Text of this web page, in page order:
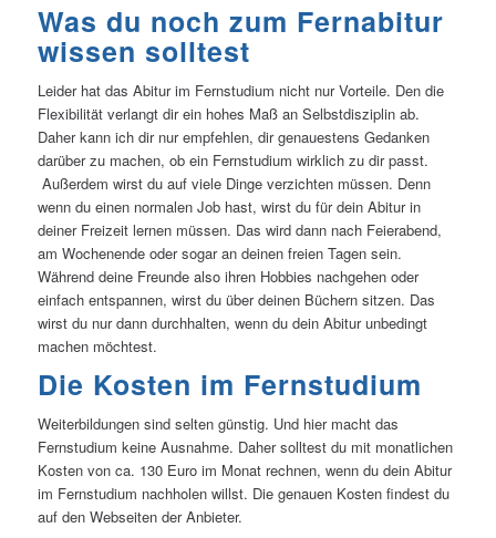
Was du noch zum Fernabitur
wissen solltest
Leider hat das Abitur im Fernstudium nicht nur Vorteile. Den die
Flexibilität verlangt dir ein hohes Maß an Selbstdisziplin ab.
Daher kann ich dir nur empfehlen, dir genauestens Gedanken
darüber zu machen, ob ein Fernstudium wirklich zu dir passt.
Außerdem wirst du auf viele Dinge verzichten müssen. Denn
wenn du einen normalen Job hast, wirst du für dein Abitur in
deiner Freizeit lernen müssen. Das wird dann nach Feierabend,
am Wochenende oder sogar an deinen freien Tagen sein.
Während deine Freunde also ihren Hobbies nachgehen oder
einfach entspannen, wirst du über deinen Büchern sitzen. Das
wirst du nur dann durchhalten, wenn du dein Abitur unbedingt
machen möchtest.
Die Kosten im Fernstudium
Weiterbildungen sind selten günstig. Und hier macht das
Fernstudium keine Ausnahme. Daher solltest du mit monatlichen
Kosten von ca. 130 Euro im Monat rechnen, wenn du dein Abitur
im Fernstudium nachholen willst. Die genauen Kosten findest du
auf den Webseiten der Anbieter.